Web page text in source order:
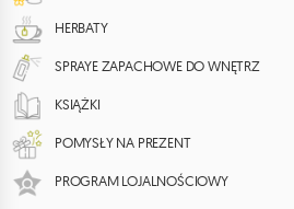
HERBATY
SPRAYE ZAPACHOWE DO WNĘTRZ
KSIĄŻKI
POMYSŁY NA PREZENT
PROGRAM LOJALNOŚCIOWY